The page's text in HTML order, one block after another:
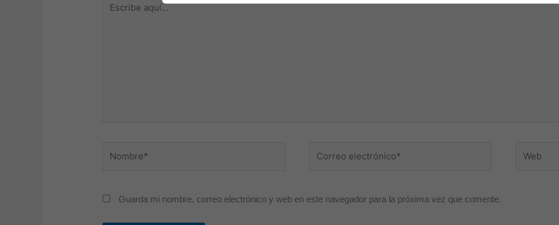
aquí...
electrónico*
Guarda mi nombre, correo electrónico y web en este navegador para la próxima vez que comente.